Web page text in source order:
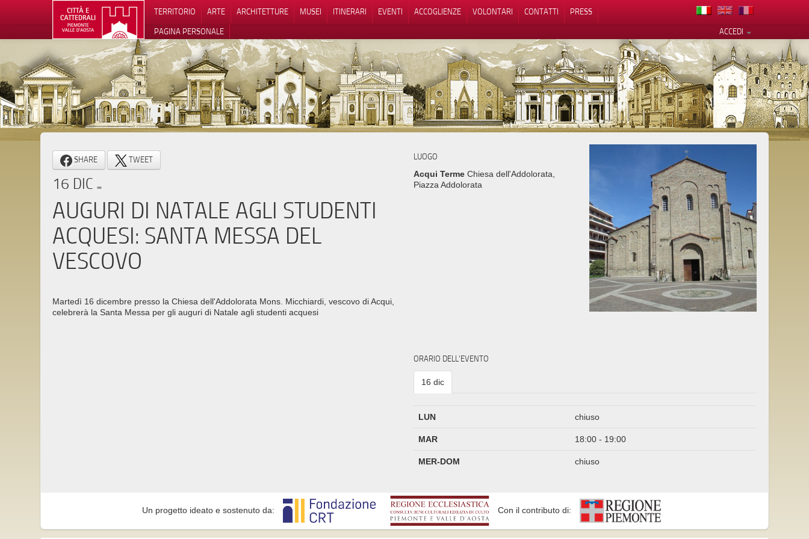
TERRITORIO ARTE ARCHITETTURE MUSEI ITINERARI EVENTI ACCOGLIENZE VOLONTARI CONTATTI
PRESS
ACCEDI
PAGINA PERSONALE
SHARE TWEET
16 DIC
AUGURI DI NATALE AGLI STUDENTI
ACQUESI: SANTA MESSA DEL
VESCOVO
Martedì 16 dicembre presso la Chiesa dell'Addolorata Mons. Micchiardi, vescovo di Acqui,
celebrerà la Santa Messa per gli auguri di Natale agli studenti acquesi
LUOGO
Acqui TermeChiesa dell'Addolorata,
Piazza Addolorata
ORARIO DELL'EVENTO
16 dic
LUN chiuso
MAR 18:00 - 19:00
MER-DOM chiuso
Un progetto ideato e sostenuto da: Con il contributo di:
Le tue preferenze relative alla privacy